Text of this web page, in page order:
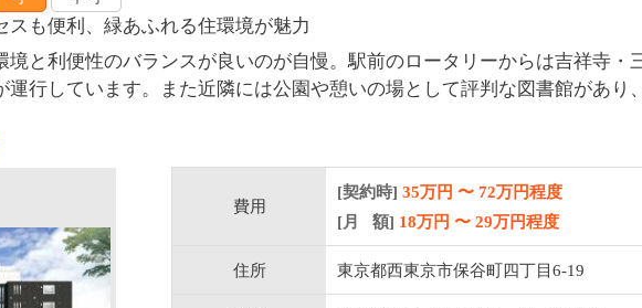
スも便利、緑あふれる住環境が魅力
境と利便性のバランスが良いのが自慢。駅前のロータリーからは吉祥寺・
運行しています。また近隣には公園や憩いの場として評判な図書館があり
費用
[契約時] 35万円 〜 72万円程度
[月 額] 18万円 〜 29万円程度
住所 東京都西東京市保谷町四丁目6-19